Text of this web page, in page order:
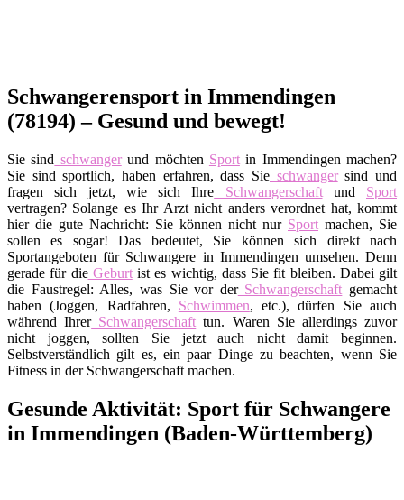
Schwangerensport in Immendingen
(78194) – Gesund und bewegt!
Sie sind schwangerund möchten Sportin Immendingen machen?
Sie sind sportlich, haben erfahren, dass Sie schwangersind und
fragen sich jetzt, wie sich Ihre Schwangerschaftund Sport
vertragen? Solange es Ihr Arzt nicht anders verordnet hat, kommt
hier die gute Nachricht: Sie können nicht nur Sport machen, Sie
sollen es sogar! Das bedeutet, Sie können sich direkt nach
Sportangeboten für Schwangere in Immendingen umsehen. Denn
gerade für dieGeburtist es wichtig, dass Sie fit bleiben. Dabei gilt
die Faustregel: Alles, was Sie vor derSchwangerschaft gemacht
haben (Joggen, Radfahren, Schwimmen, etc.), dürfen Sie auch
während IhrerSchwangerschaft tun. Waren Sie allerdings zuvor
nicht joggen, sollten Sie jetzt auch nicht damit beginnen.
Selbstverständlich gilt es, ein paar Dinge zu beachten, wenn Sie
Fitness in der Schwangerschaft machen.
Gesunde Aktivität: Sport für Schwangere
in Immendingen (Baden-Württemberg)